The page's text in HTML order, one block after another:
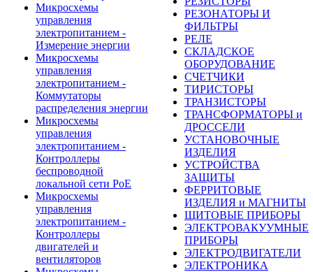
Микросхемы
управления
электропитанием -
Измерение энергии
Микросхемы
управления
электропитанием -
Коммутаторы
распределения энергии
Микросхемы
управления
электропитанием -
Контроллеры
беспроводной
локальной сети PoE
Микросхемы
управления
электропитанием -
Контроллеры
двигателей и
вентиляторов
РЕЗОНАТОРЫ И
ФИЛЬТРЫ
РЕЛЕ
СКЛАДСКОЕ
ОБОРУДОВАНИЕ
СЧЕТЧИКИ
ТИРИСТОРЫ
ТРАНЗИСТОРЫ
ТРАНСФОРМАТОРЫ и
ДРОССЕЛИ
УСТАНОВОЧНЫЕ
ИЗДЕЛИЯ
УСТРОЙСТВА
ЗАЩИТЫ
ФЕРРИТОВЫЕ
ИЗДЕЛИЯ и МАГНИТЫ
ЩИТОВЫЕ ПРИБОРЫ
ЭЛЕКТРОВАКУУМНЫЕ
ПРИБОРЫ
ЭЛЕКТРОДВИГАТЕЛИ
ЭЛЕКТРОНИКА